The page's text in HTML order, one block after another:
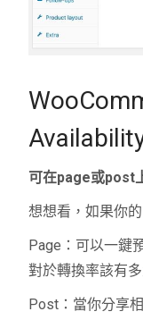
可在page或post
想想看，如果你的
Page ：可以一鍵
對於轉換率該有
Post ：當你分享